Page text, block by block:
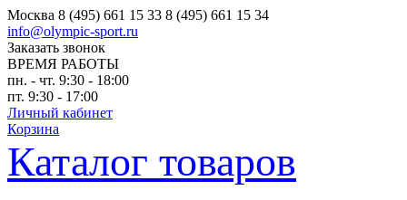
Москва 8 (495) 661 15 33 8 (495) 661 15 34
info@olympic-sport.ru
Заказать звонок
ВРЕМЯ РАБОТЫ
пн. - чт. 9:30 - 18:00
пт. 9:30 - 17:00
Личный кабинет
Корзина
Каталог товаров